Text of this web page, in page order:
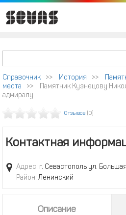
Справочник >> История >>
места
>>
Памятник Кузнецову
адмиралу
Отзывов (0)
Контактная
Адрес: г. Севастополь ул.
Район: Ленинский
Описание